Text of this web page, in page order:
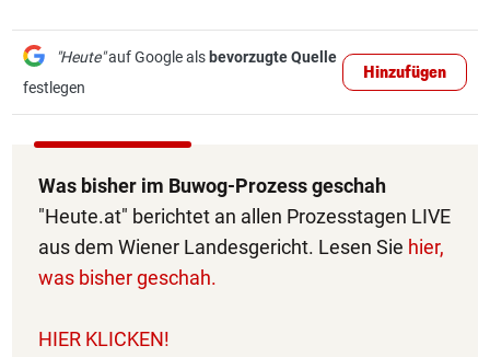
"Heute"auf Google als bevorzugte Quelle
festlegen
Hinzufügen
Was bisher im Buwog-Prozess geschah
"Heute.at" berichtet an allen Prozesstagen LIVE
aus dem Wiener Landesgericht. Lesen Sie hier,
was bisher geschah.
HIER KLICKEN!